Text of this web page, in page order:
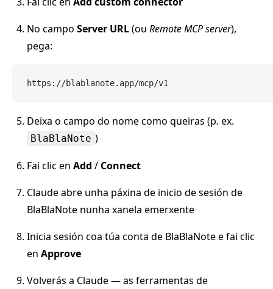
No campo Server URL(ou Remote MCP server),
pega:
https://blablanote.app/mcp/v1
Deixa o campo do nome como queiras (p. ex.
BlaBlaNote )
Fai clic en Add / Connect
Claude abre unha páxina de inicio de sesión de
BlaBlaNote nunha xanela emerxente
Inicia sesión coa túa conta de BlaBlaNote e fai clic
en Approve
Volverás a Claude — as ferramentas de